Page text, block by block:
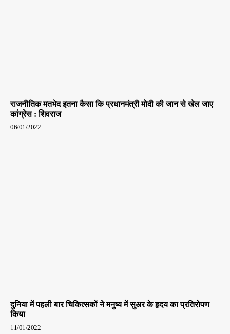
राजनीतिक मतभेद इतना कैसा कि प्रधानमंत्री मोदी की जान से खेल जाए
कांग्रेस : शिवराज
06/01/2022
दुनिया में पहली बार चिकित्सकों ने मनुष्य में सुअर के हृदय का प्रतिरोपण
किया
11/01/2022